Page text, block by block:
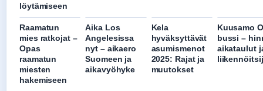
löytämiseen
Raamatun
mies ratkojat –
Opas
raamatun
miesten
hakemiseen
Aika Los
Angelesissa
nyt – aikaero
Suomeen ja
aikavyöhyke
Kela
hyväksyttävät
asumismenot
2025: Rajat ja
muutokset
Kuusamo
bussi –
aikataulut